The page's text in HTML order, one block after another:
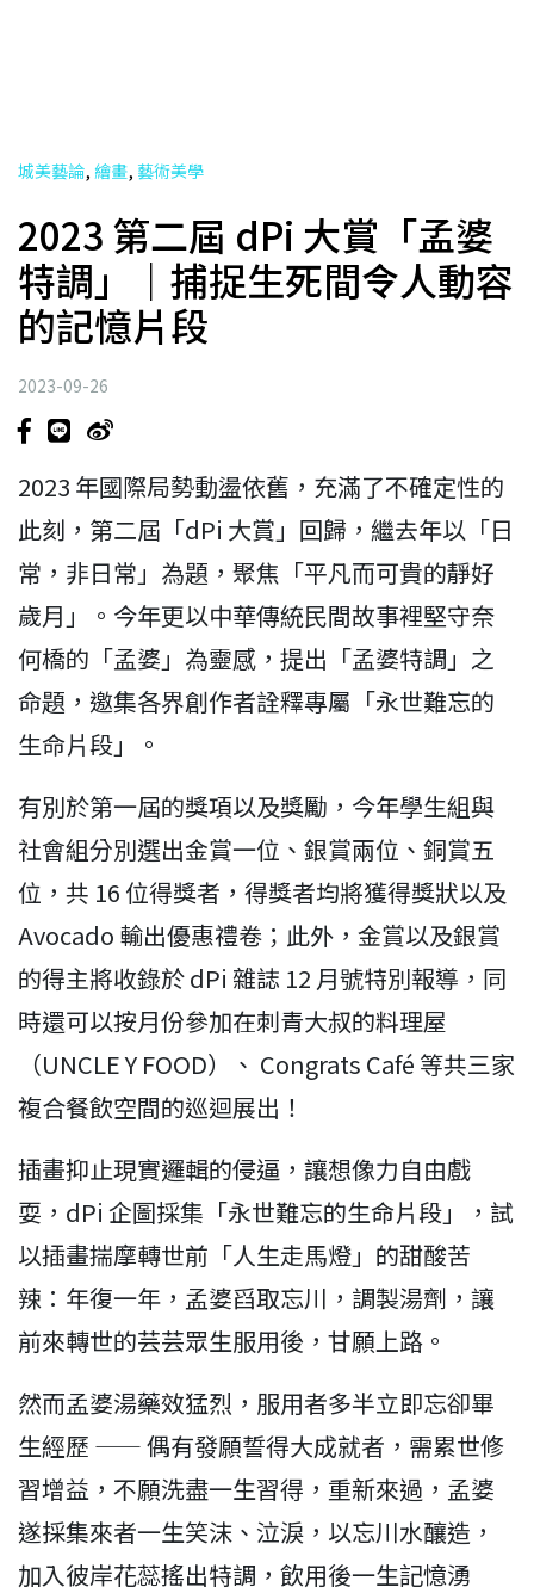
城美藝論, 繪畫, 藝術美學
2023 第二屆 dPi 大賞「孟婆
特調」｜捕捉生死間令人動容
的記憶片段
2023-09-26
2023 年國際局勢動盪依舊，充滿了不確定性的
此刻，第二屆「dPi 大賞」回歸，繼去年以「日
常，非日常」為題，聚焦「平凡而可貴的靜好
歲月」。今年更以中華傳統民間故事裡堅守奈
何橋的「孟婆」為靈感，提出「孟婆特調」之
命題，邀集各界創作者詮釋專屬「永世難忘的
生命片段」。
有別於第一屆的獎項以及獎勵，今年學生組與
社會組分別選出金賞一位、銀賞兩位、銅賞五
位，共 16 位得獎者，得獎者均將獲得獎狀以及
Avocado 輸出優惠禮卷；此外，金賞以及銀賞
的得主將收錄於 dPi 雜誌 12 月號特別報導，同
時還可以按月份參加在刺青大叔的料理屋
（UNCLE Y FOOD）、 Congrats Café 等共三家
複合餐飲空間的巡迴展出！
插畫抑止現實邏輯的侵逼，讓想像力自由戲
耍，dPi 企圖採集「永世難忘的生命片段」，試
以插畫揣摩轉世前「人生走馬燈」的甜酸苦
辣：年復一年，孟婆舀取忘川，調製湯劑，讓
前來轉世的芸芸眾生服用後，甘願上路。
然而孟婆湯藥效猛烈，服用者多半立即忘卻畢
生經歷 —— 偶有發願誓得大成就者，需累世修
習增益，不願洗盡一生習得，重新來過，孟婆
遂採集來者一生笑沫、泣淚，以忘川水釀造，
加入彼岸花蕊搖出特調，飲用後一生記憶湧